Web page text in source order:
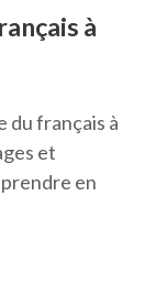
à
du français à
et
en